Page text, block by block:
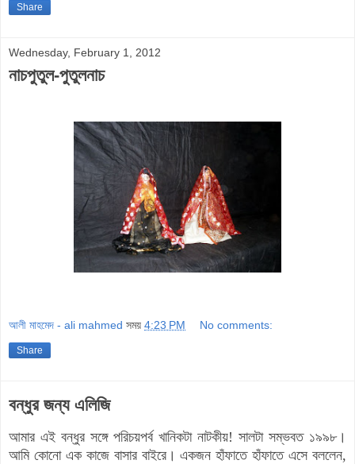
Share
Wednesday, February 1, 2012
নাচপুতুল-পুতুলনাচ
আলী মাহমেদ - ali mahmed সময় 4:23 PM No comments:
Share
বন্ধুর জন্য এলিজি
আমার এই বন্ধুর সঙ্গে পরিচয়পর্ব খানিকটা নাটকীয়! সালটা সম্ভবত ১৯৯৮।
আমি কোনো এক কাজে বাসার বাইরে। একজন হাঁফাতে হাঁফাতে এসে বললেন,